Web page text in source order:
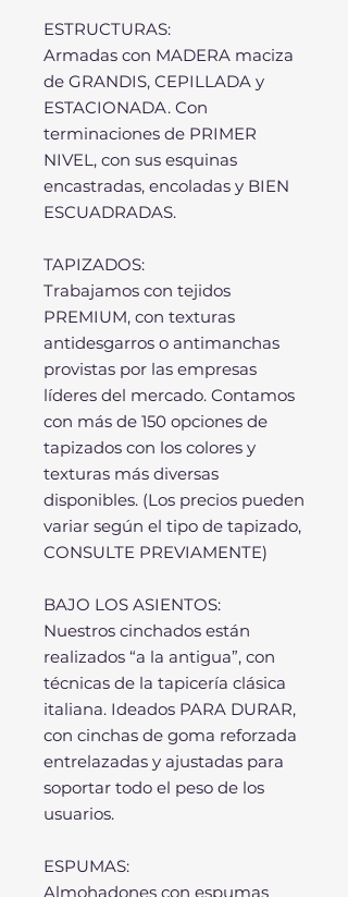
ESTRUCTURAS:
Armadas con MADERA maciza
de GRANDIS, CEPILLADA y
ESTACIONADA. Con
terminaciones de PRIMER
NIVEL, con sus esquinas
encastradas, encoladas y BIEN
ESCUADRADAS.
TAPIZADOS:
Trabajamos con tejidos
PREMIUM, con texturas
antidesgarros o antimanchas
provistas por las empresas
líderes del mercado. Contamos
con más de 150 opciones de
tapizados con los colores y
texturas más diversas
disponibles. (Los precios pueden
variar según el tipo de tapizado,
CONSULTE PREVIAMENTE)
BAJO LOS ASIENTOS:
Nuestros cinchados están
realizados “a la antigua”, con
técnicas de la tapicería clásica
italiana. Ideados PARA DURAR,
con cinchas de goma reforzada
entrelazadas y ajustadas para
soportar todo el peso de los
usuarios.
ESPUMAS:
Almohadones con espumas